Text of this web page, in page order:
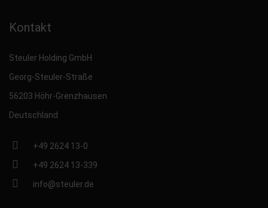
Kontakt
Steuler Holding GmbH
Georg-Steuler-Straße
56203 Höhr-Grenzhausen
Deutschland
+49 2624 13-0
+49 2624 13-339
info@steuler.de